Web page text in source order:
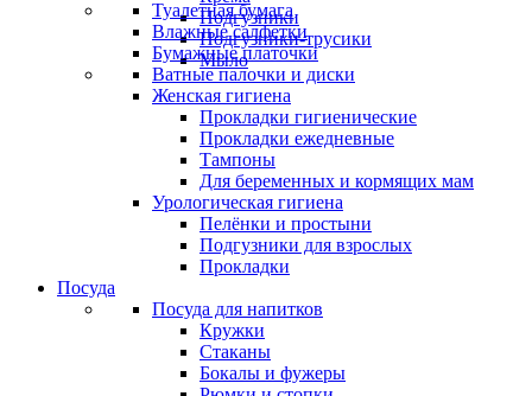
Подгузники
Подгузники-трусики
Мыло
Туалетная бумага
Влажные салфетки
Бумажные платочки
Ватные палочки и диски
Женская гигиена
Прокладки гигиенические
Прокладки ежедневные
Тампоны
Для беременных и кормящих мам
Урологическая гигиена
Пелёнки и простыни
Подгузники для взрослых
Прокладки
Посуда
Посуда для напитков
Кружки
Стаканы
Бокалы и фужеры